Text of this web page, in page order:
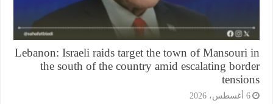
Lebanon: Israeli raids target the town of
the south of the country amid escalating